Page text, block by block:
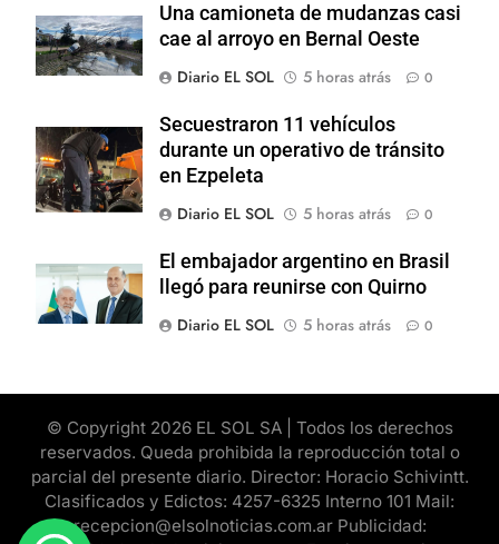
Una camioneta de mudanzas casi
cae al arroyo en Bernal Oeste
Diario EL SOL
5 horas atrás 0
Secuestraron 11 vehículos
durante un operativo de tránsito
en Ezpeleta
Diario EL SOL
5 horas atrás 0
El embajador argentino en Brasil
llegó para reunirse con Quirno
Diario EL SOL
5 horas atrás 0
© Copyright 2026 EL SOL SA | Todos los derechos
reservados. Queda prohibida la reproducción total o
parcial del presente diario. Director: Horacio Schivintt.
Clasificados y Edictos: 4257-6325 Interno 101 Mail:
recepcion@elsolnoticias.com.ar Publicidad: